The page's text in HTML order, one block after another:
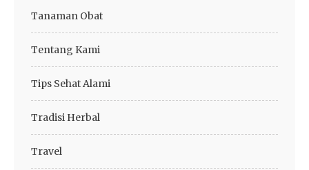
Tanaman Obat
Tentang Kami
Tips Sehat Alami
Tradisi Herbal
Travel